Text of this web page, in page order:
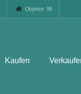
Objekte: 98
Kaufen